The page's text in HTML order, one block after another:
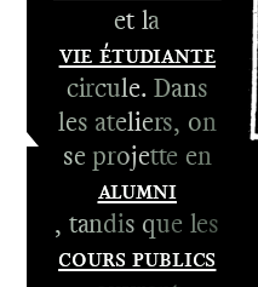
et la
Vie étudiante
circule. Dans
les ateliers, on
se projette en
Alumni
, tandis que les
Cours publics